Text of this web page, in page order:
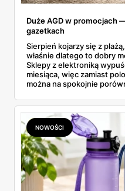
Duże AGD w promocjach
gazetkach
Sierpień kojarzy się z
właśnie dlatego to dobry
Sklepy z elektroniką
miesiąca, więc zamiast
można na spokojnie
znalazłam, z cenami i
NOWOŚCI